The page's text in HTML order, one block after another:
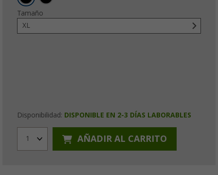
Tamaño
XL
Disponibilidad: DISPONIBLE EN 2-3 DÍAS LABORABLES
1 AÑADIR AL CARRITO